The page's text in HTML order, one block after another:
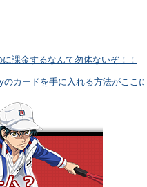
課金するなんて勿体ないぞ！！
のカードを手に入れる方法がここ